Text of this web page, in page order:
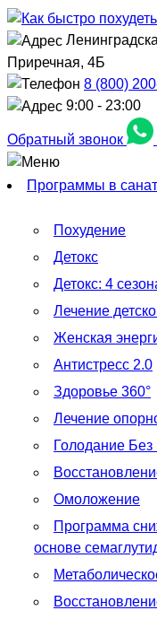
Приречная, 4Б
8 (800)
9:00 - 23:00
Обратный звонок
Программы в
Похудение
Детокс
Детокс: 4
Лечение
Женская
Антистресс 2.0
Здоровье 360°
Лечение
Голодание Без
Омоложение
Программа
основе